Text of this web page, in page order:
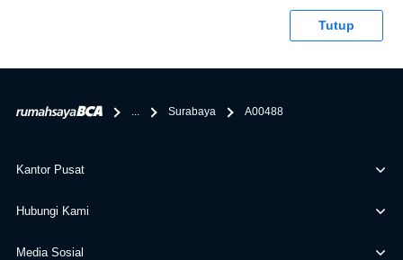
tentang properti disini BCA hanya sebagai pihak
bertanggung jawab terhadap informasi yang rekanan
Tutup
... Surabaya A00488
Kantor Pusat
Hubungi Kami
Media Sosial